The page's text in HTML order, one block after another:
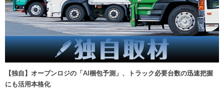
【独自】オープンロジの「AI梱包予測」、トラック必要台数の迅速把握
にも活用本格化